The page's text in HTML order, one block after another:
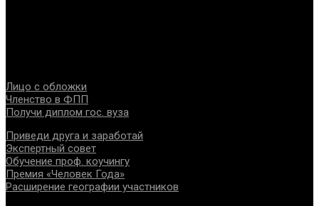
Лицо с обложки
Членство в ФПП
Получи диплом гос. вуза
Приведи друга и заработай
Экспертный совет
Обучение проф. коучингу
Премия «Человек Года»
Расширение географии участников